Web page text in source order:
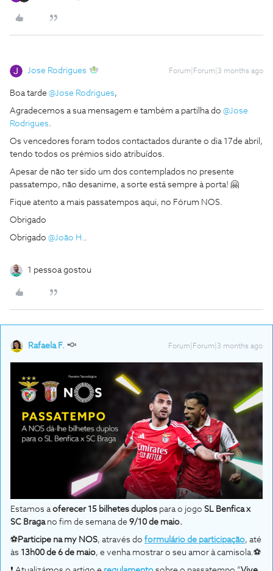
Jose Rodrigues Forum|Forum|3 months ago
Boa tarde ​ @Jose Rodrigues,
Agradecemos a sua mensagem e também a partilha do ​ @Jose
Rodrigues.
Os vencedores foram todos contactados durante o dia 17de abril,
tendo todos os prémios sido atribuídos.
Apesar de não ter sido um dos contemplados no presente
passatempo, não desanime, a sorte está sempre à porta! 🤗
Fique atento a mais passatempos aqui, no Fórum NOS.
Obrigado
Obrigado ​ @João H..
1 pessoa gostou
Rafaela F. Forum|Forum|3 months ago
Estamos aoferecer 15 bilhetes duplos para o jogo SL Benfica x
SC Braga no fim de semana de 9/10 de maio.
⚽Participe na my NOS, através do formulário de participação, até
às 13h00 de 6 de maio, e venha mostrar o seu amor à camisola.⚽